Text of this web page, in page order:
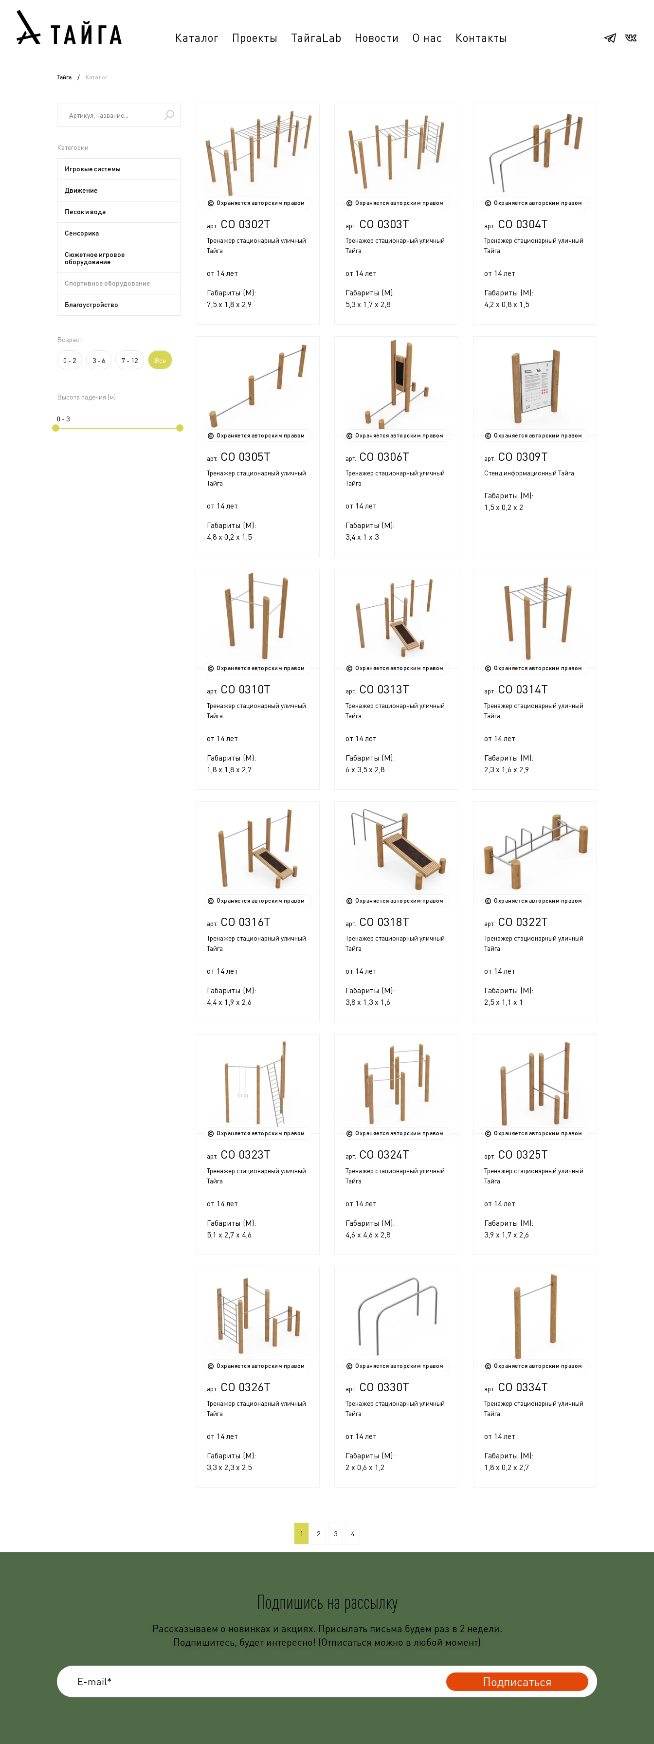
Каталог Проекты ТайгаLab Новости О нас Контакты
Тайга / Каталог
Категории
Игровые системы
Движение
Песок и вода
Сенсорика
Сюжетное игровое
оборудование
Спортивное оборудование
Благоустройство
Возраст
0 - 2 3 - 6 7 - 12 Все
Высота падения (м)
Охраняется авторским правом
арт. СО 0302Т
Тренажер стационарный уличный
Тайга
от 14 лет
Габариты (М):
7,5 x 1,8 x 2,9
Охраняется авторским правом
арт. СО 0303Т
Тренажер стационарный уличный
Тайга
от 14 лет
Габариты (М):
5,3 x 1,7 x 2,8
Охраняется авторским правом
арт. СО 0304Т
Тренажер стационарный уличный
Тайга
от 14 лет
Габариты (М):
4,2 x 0,8 x 1,5
Охраняется авторским правом
арт. СО 0305Т
Тренажер стационарный уличный
Тайга
от 14 лет
Габариты (М):
4,8 x 0,2 x 1,5
Охраняется авторским правом
арт. СО 0306Т
Тренажер стационарный уличный
Тайга
от 14 лет
Габариты (М):
3,4 x 1 x 3
Охраняется авторским правом
арт. СО 0309Т
Стенд информационный Тайга
Габариты (М):
1,5 x 0,2 x 2
Охраняется авторским правом
арт. СО 0310Т
Тренажер стационарный уличный
Тайга
от 14 лет
Габариты (М):
1,8 x 1,8 x 2,7
Охраняется авторским правом
арт. СО 0313Т
Тренажер стационарный уличный
Тайга
от 14 лет
Габариты (М):
6 x 3,5 x 2,8
Охраняется авторским правом
арт. СО 0314Т
Тренажер стационарный уличный
Тайга
от 14 лет
Габариты (М):
2,3 x 1,6 x 2,9
Охраняется авторским правом
арт. СО 0316Т
Тренажер стационарный уличный
Тайга
от 14 лет
Габариты (М):
4,4 x 1,9 x 2,6
Охраняется авторским правом
арт. СО 0318Т
Тренажер стационарный уличный
Тайга
от 14 лет
Габариты (М):
3,8 x 1,3 x 1,6
Охраняется авторским правом
арт. СО 0322Т
Тренажер стационарный уличный
Тайга
от 14 лет
Габариты (М):
2,5 x 1,1 x 1
Охраняется авторским правом
арт. СО 0323Т
Тренажер стационарный уличный
Тайга
от 14 лет
Габариты (М):
5,1 x 2,7 x 4,6
Охраняется авторским правом
арт. СО 0324Т
Тренажер стационарный уличный
Тайга
от 14 лет
Габариты (М):
4,6 x 4,6 x 2,8
Охраняется авторским правом
арт. СО 0325Т
Тренажер стационарный уличный
Тайга
от 14 лет
Габариты (М):
3,9 x 1,7 x 2,6
Охраняется авторским правом
арт. СО 0326Т
Тренажер стационарный уличный
Тайга
от 14 лет
Габариты (М):
3,3 x 2,3 x 2,5
Охраняется авторским правом
арт. СО 0330Т
Тренажер стационарный уличный
Тайга
от 14 лет
Габариты (М):
2 x 0,6 x 1,2
Охраняется авторским правом
арт. СО 0334Т
Тренажер стационарный уличный
Тайга
от 14 лет
Габариты (М):
1,8 x 0,2 x 2,7
1 2 3 4
Подпишись на рассылку
Рассказываем о новинках и акциях. Присылать письма будем раз в 2 недели.
Подпишитесь, будет интересно! (Отписаться можно в любой момент)
Подписаться